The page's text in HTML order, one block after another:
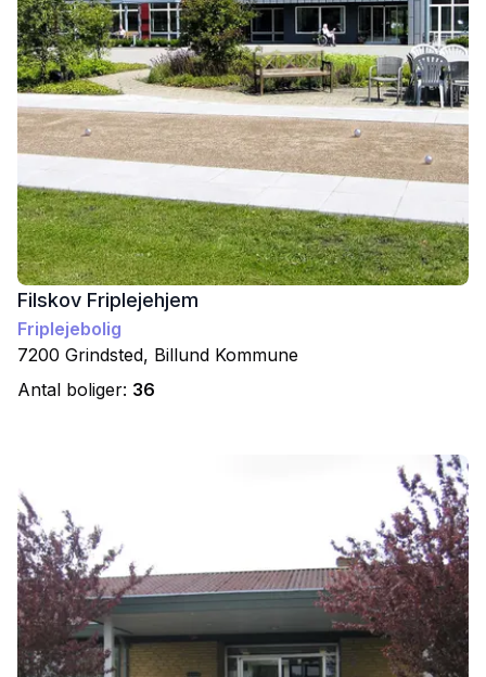
Filskov Friplejehjem
Friplejebolig
7200 Grindsted, Billund Kommune
Antal boliger: 36